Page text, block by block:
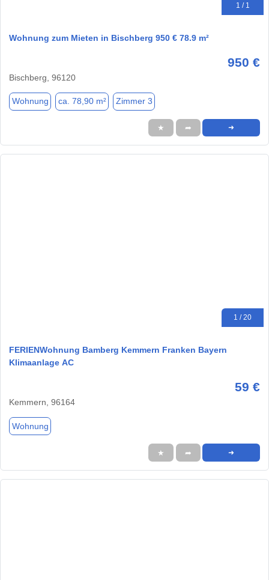
1 / 1
Wohnung zum Mieten in Bischberg 950 € 78.9 m²
950 €
Bischberg, 96120
Wohnung ca. 78,90 m² Zimmer 3
★ ➦ ➜
1 / 20
FERIENWohnung Bamberg Kemmern Franken Bayern
Klimaanlage AC
59 €
Kemmern, 96164
Wohnung
★ ➦ ➜